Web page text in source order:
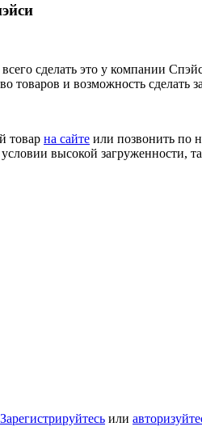
сделать это у компании
товаров и возможность
товар на сайте или позвонить по
высокой загруженности,
Зарегистрируйтесь или